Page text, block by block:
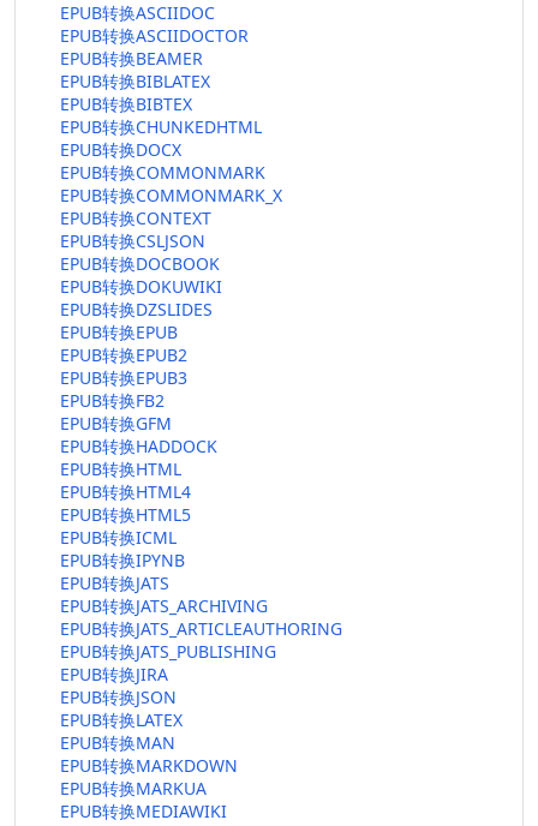
EPUB转换ASCIIDOC
EPUB转换ASCIIDOCTOR
EPUB转换BEAMER
EPUB转换BIBLATEX
EPUB转换BIBTEX
EPUB转换CHUNKEDHTML
EPUB转换DOCX
EPUB转换COMMONMARK
EPUB转换COMMONMARK_X
EPUB转换CONTEXT
EPUB转换CSLJSON
EPUB转换DOCBOOK
EPUB转换DOKUWIKI
EPUB转换DZSLIDES
EPUB转换EPUB
EPUB转换EPUB2
EPUB转换EPUB3
EPUB转换FB2
EPUB转换GFM
EPUB转换HADDOCK
EPUB转换HTML
EPUB转换HTML4
EPUB转换HTML5
EPUB转换ICML
EPUB转换IPYNB
EPUB转换JATS
EPUB转换JATS_ARCHIVING
EPUB转换JATS_ARTICLEAUTHORING
EPUB转换JATS_PUBLISHING
EPUB转换JIRA
EPUB转换JSON
EPUB转换LATEX
EPUB转换MAN
EPUB转换MARKDOWN
EPUB转换MARKUA
EPUB转换MEDIAWIKI